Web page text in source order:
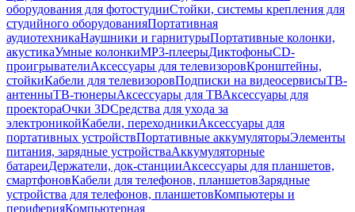
оборудования для фотостудииСтойки, системы крепления для
студийного оборудованияПортативная
аудиотехникаНаушники и гарнитурыПортативные колонки,
акустикаУмные колонкиMP3-плеерыДиктофоныCD-
проигрывателиАксессуары для телевизоровКронштейны,
стойкиКабели для телевизоровПодписки на видеосервисыТВ-
антенныТВ-тюнерыАксессуары для ТВАксессуары для
проектораОчки 3DСредства для ухода за
электроникойКабели, переходникиАксессуары для
портативных устройствПортативные аккумуляторыЭлементы
питания, зарядные устройстваАккумуляторные
батареиДержатели, док-станцииАксессуары для планшетов,
смартфоновКабели для телефонов, планшетовЗарядные
устройства для телефонов, планшетовКомпьютеры и
периферияКомпьютерная